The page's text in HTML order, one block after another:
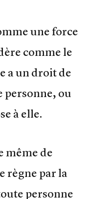
une force
comme le
a un droit de
personne, ou
à elle.
même de
règne par la
personne